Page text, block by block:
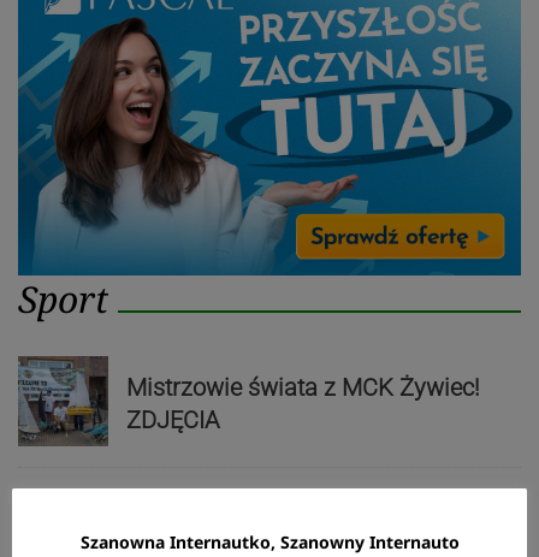
Sport
Mistrzowie świata z MCK Żywiec!
ZDJĘCIA
Szanowna Internautko, Szanowny Internauto